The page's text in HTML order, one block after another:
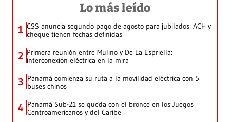
Lo más leído
1 CSS anuncia segundo pago de agosto para jubilados: ACH y
cheque tienen fechas definidas
2 Primera reunión entre Mulino y De La Espriella:
interconexión eléctrica en la mira
3 Panamá comienza su ruta a la movilidad eléctrica con 5
buses chinos
4 Panamá Sub-21 se queda con el bronce en los Juegos
Centroamericanos y del Caribe